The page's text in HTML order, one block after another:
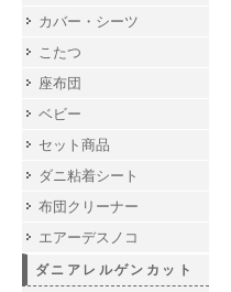
カバー・シーツ
こたつ
座布団
ベビー
セット商品
ダニ粘着シート
布団クリーナー
エアーデスノコ
ダニアレルゲンカット